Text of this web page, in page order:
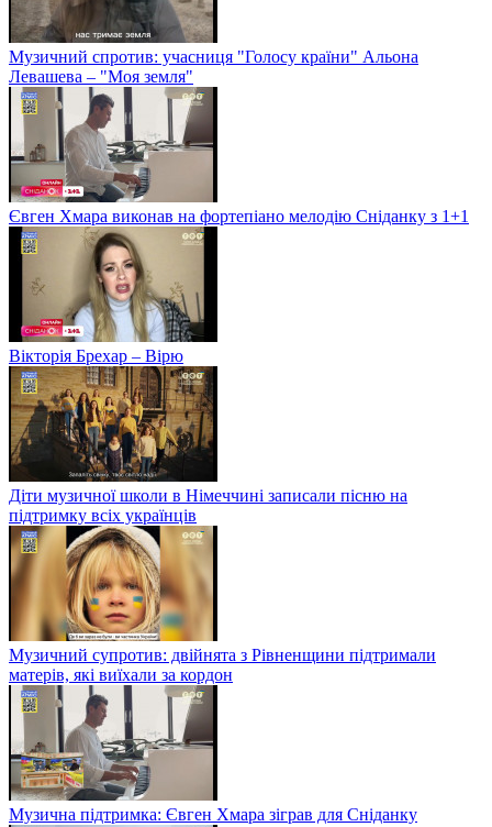
Музичний спротив: учасниця "Голосу країни" Альона
Левашева – "Моя земля"
Євген Хмара виконав на фортепіано мелодію Сніданку з 1+1
Вікторія Брехар – Вірю
Діти музичної школи в Німеччині записали пісню на
підтримку всіх українців
Музичний супротив: двійнята з Рівненщини підтримали
матерів, які виїхали за кордон
Музична підтримка: Євген Хмара зіграв для Сніданку